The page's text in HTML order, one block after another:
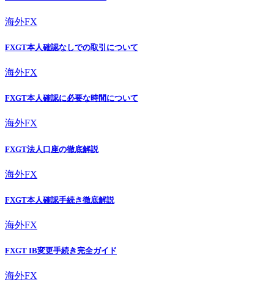
海外FX
FXGT本人確認なしでの取引について
海外FX
FXGT本人確認に必要な時間について
海外FX
FXGT法人口座の徹底解説
海外FX
FXGT本人確認手続き徹底解説
海外FX
FXGT IB変更手続き完全ガイド
海外FX